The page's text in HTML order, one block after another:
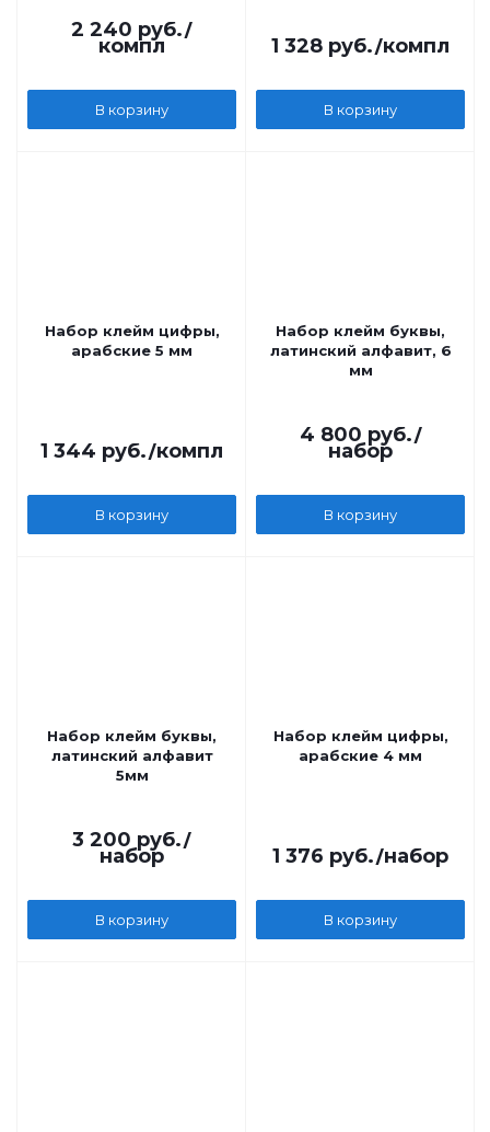
2 240 руб./
компл
В корзину
1 328 руб./компл
В корзину
Набор клейм цифры,
арабские 5 мм
1 344 руб./компл
В корзину
Набор клейм буквы,
латинский алфавит, 6
мм
4 800 руб./
набор
В корзину
Набор клейм буквы,
латинский алфавит
5мм
3 200 руб./
набор
В корзину
Набор клейм цифры,
арабские 4 мм
1 376 руб./набор
В корзину